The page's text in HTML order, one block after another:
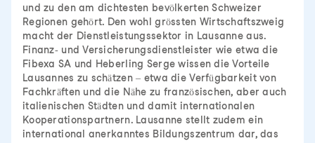
und zu den am dichtesten bevölkerten Schweizer
Regionen gehört. Den wohl grössten Wirtschaftszweig
macht der Dienstleistungssektor in Lausanne aus.
Finanz- und Versicherungsdienstleister wie etwa die
Fibexa SA und Heberling Serge wissen die Vorteile
Lausannes zu schätzen – etwa die Verfügbarkeit von
Fachkräften und die Nähe zu französischen, aber auch
italienischen Städten und damit internationalen
Kooperationspartnern. Lausanne stellt zudem ein
international anerkanntes Bildungszentrum dar, das